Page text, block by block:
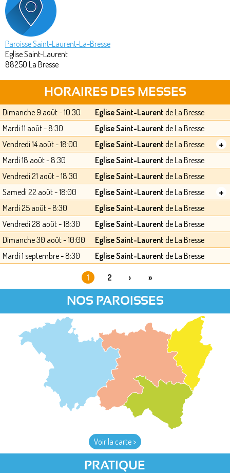
Paroisse Saint-Laurent-La-Bresse
Eglise Saint-Laurent
88250 La Bresse
HORAIRES DES MESSES
Dimanche 9 août - 10:30 Eglise Saint-Laurent de La Bresse
Mardi 11 août - 8:30
Eglise Saint-Laurent de La Bresse
Vendredi 14 août - 18:00
Eglise Saint-Laurent de La Bresse +
Mardi 18 août - 8:30 Eglise Saint-Laurent de La Bresse
Vendredi 21 août - 18:30
Eglise Saint-Laurent de La Bresse
Samedi 22 août - 18:00
Eglise Saint-Laurent de La Bresse +
Mardi 25 août - 8:30 Eglise Saint-Laurent de La Bresse
Vendredi 28 août - 18:30
Eglise Saint-Laurent de La Bresse
Dimanche 30 août - 10:00
Eglise Saint-Laurent de La Bresse
Mardi 1 septembre - 8:30
Eglise Saint-Laurent de La Bresse
1 2 › »
NOS PAROISSES
Voir la carte >
PRATIQUE